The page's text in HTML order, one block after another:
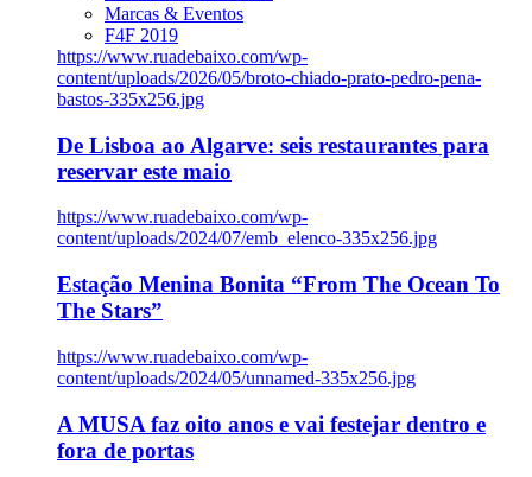
Marcas & Eventos
F4F 2019
https://www.ruadebaixo.com/wp-
content/uploads/2026/05/broto-chiado-prato-pedro-pena-
bastos-335x256.jpg
De Lisboa ao Algarve: seis restaurantes para
reservar este maio
https://www.ruadebaixo.com/wp-
content/uploads/2024/07/emb_elenco-335x256.jpg
Estação Menina Bonita “From The Ocean To
The Stars”
https://www.ruadebaixo.com/wp-
content/uploads/2024/05/unnamed-335x256.jpg
A MUSA faz oito anos e vai festejar dentro e
fora de portas